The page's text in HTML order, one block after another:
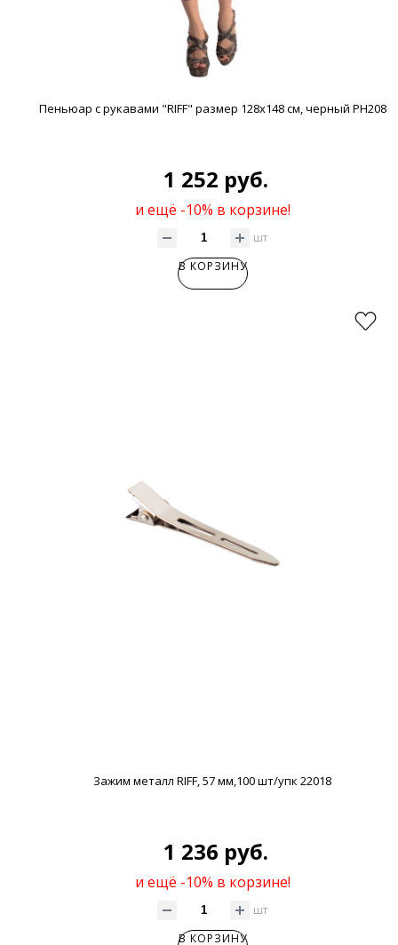
Пеньюар с рукавами "RIFF" размер 128x148 см, черный РН208
1 252 руб.
и ещё -10% в корзине!
шт
В КОРЗИНУ
Зажим металл RIFF, 57 мм,100 шт/упк 22018
1 236 руб.
и ещё -10% в корзине!
шт
В КОРЗИНУ